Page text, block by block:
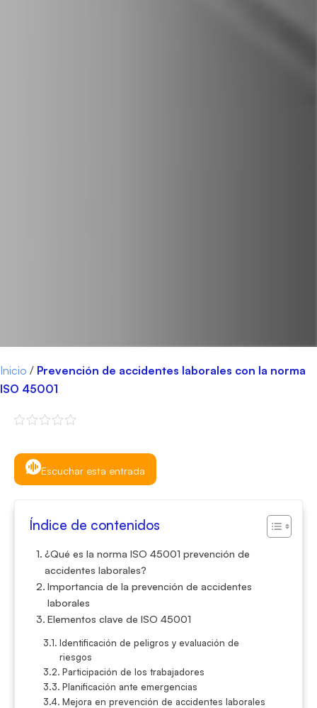
Inicio / Prevención de accidentes laborales con la norma
ISO 45001
Escuchar esta entrada
Índice de contenidos
¿Qué es la norma ISO 45001 prevención de
accidentes laborales?
Importancia de la prevención de accidentes
laborales
Elementos clave de ISO 45001
Identificación de peligros y evaluación de
riesgos
Participación de los trabajadores
Planificación ante emergencias
Mejora en prevención de accidentes laborales